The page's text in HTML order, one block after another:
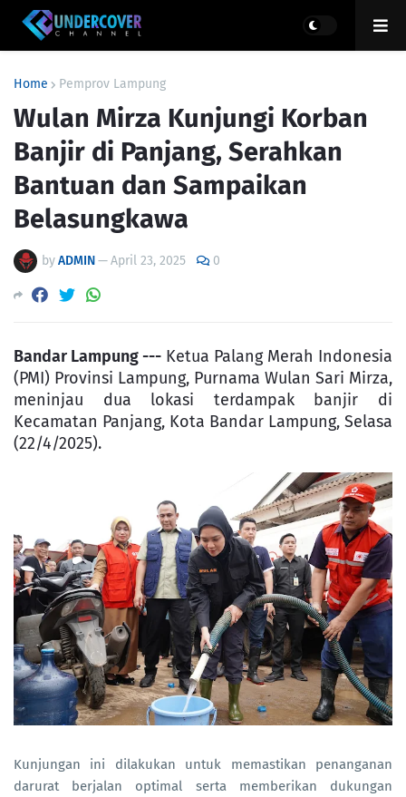
Home Pemprov Lampung
Wulan Mirza Kunjungi Korban
Banjir di Panjang, Serahkan
Bantuan dan Sampaikan
Belasungkawa
byADMIN—April 23, 2025 0
Bandar Lampung --- Ketua Palang Merah Indonesia
(PMI) Provinsi Lampung, Purnama Wulan Sari Mirza,
meninjau dua lokasi terdampak banjir di
Kecamatan Panjang, Kota Bandar Lampung, Selasa
(22/4/2025).
Kunjungan ini dilakukan untuk memastikan penanganan
darurat berjalan optimal serta memberikan dukungan